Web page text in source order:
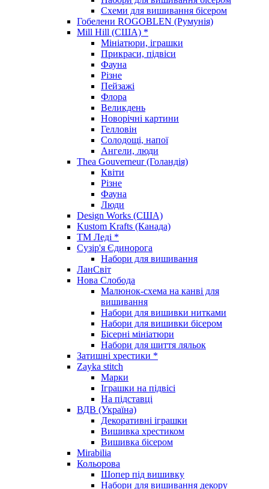
Схеми для вишивання бісером
Гобелени ROGOBLEN (Румунія)
Mill Hill (США) *
Мініатюри, іграшки
Прикраси, підвіси
Фауна
Різне
Пейзажі
Флора
Великдень
Новорічні картини
Гелловін
Солодощі, напої
Ангели, люди
Thea Gouverneur (Голандія)
Квіти
Різне
Фауна
Люди
Design Works (США)
Kustom Krafts (Канада)
ТМ Леді *
Сузір'я Єдинорога
Набори для вишивання
ЛанСвіт
Нова Слобода
Малюнок-схема на канві для
вишивання
Набори для вишивки нитками
Набори для вишивки бісером
Бісерні мініатюри
Набори для шиття ляльок
Затишні хрестики *
Zayka stitch
Марки
Іграшки на підвісі
На підставці
ВДВ (Україна)
Декоративні іграшки
Вишивка хрестиком
Вишивка бісером
Mirabilia
Кольорова
Шопер під вишивку
Набори для вишивання декору